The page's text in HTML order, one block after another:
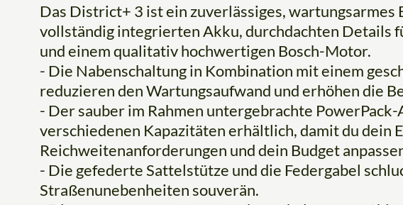
Das District+ 3 ist ein zuverlässiges, wartungsarmes
vollständig integrierten Akku, durchdachten Details
und einem qualitativ hochwertigen Bosch-Motor.
- Die Nabenschaltung in Kombination mit einem
reduzieren den Wartungsaufwand und erhöhen die
- Der sauber im Rahmen untergebrachte
verschiedenen Kapazitäten erhältlich, damit du dein
Reichweitenanforderungen und dein Budget
- Die gefederte Sattelstütze und die Federgabel
Straßenunebenheiten souverän.